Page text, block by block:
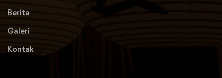
Berita
Galeri
Kontak